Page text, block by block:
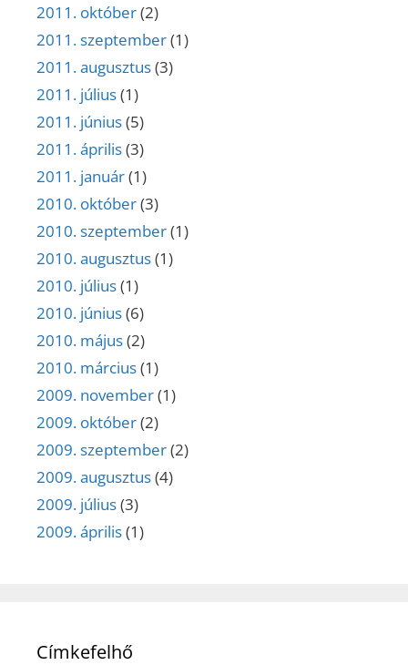
2011. október(2)
2011. szeptember(1)
2011. augusztus(3)
2011. július(1)
2011. június(5)
2011. április(3)
2011. január(1)
2010. október(3)
2010. szeptember(1)
2010. augusztus(1)
2010. július(1)
2010. június(6)
2010. május(2)
2010. március(1)
2009. november(1)
2009. október(2)
2009. szeptember(2)
2009. augusztus(4)
2009. július(3)
2009. április(1)
Címkefelhő